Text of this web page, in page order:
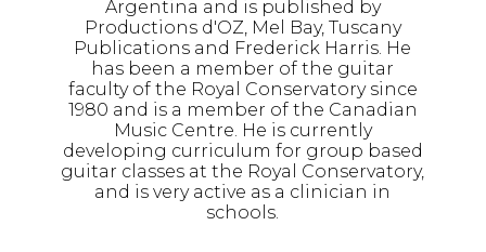
Argentina and is published by
Productions d'OZ, Mel Bay, Tuscany
Publications and Frederick Harris. He
has been a member of the guitar
faculty of the Royal Conservatory since
1980 and is a member of the Canadian
Music Centre. He is currently
developing curriculum for group based
guitar classes at the Royal Conservatory,
and is very active as a clinician in
schools.